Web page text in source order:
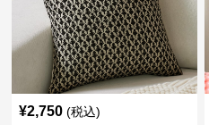
¥2,750 (税込)